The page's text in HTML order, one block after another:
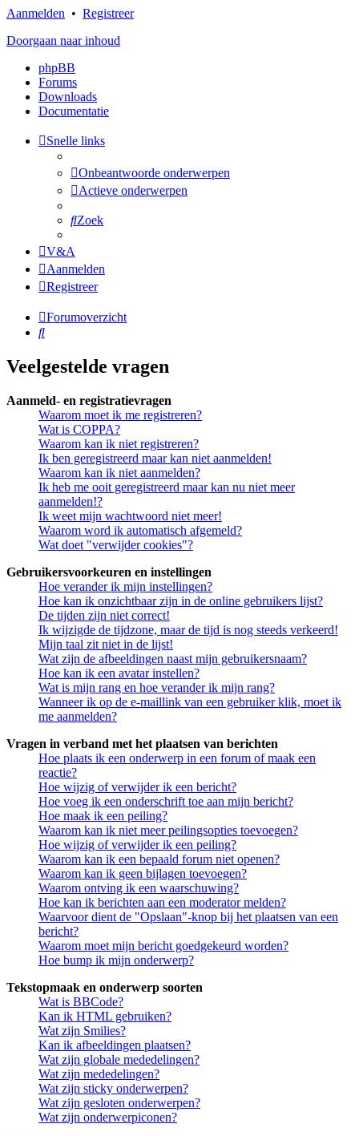
Aanmelden • Registreer
Doorgaan naar inhoud
phpBB
Forums
Downloads
Documentatie
Snelle links
Onbeantwoorde onderwerpen
Actieve onderwerpen
Zoek
V&A
Aanmelden
Registreer
Forumoverzicht
Zoek
Veelgestelde vragen
Aanmeld- en registratievragen
Waarom moet ik me registreren?
Wat is COPPA?
Waarom kan ik niet registreren?
Ik ben geregistreerd maar kan niet aanmelden!
Waarom kan ik niet aanmelden?
Ik heb me ooit geregistreerd maar kan nu niet meer
aanmelden!?
Ik weet mijn wachtwoord niet meer!
Waarom word ik automatisch afgemeld?
Wat doet "verwijder cookies"?
Gebruikersvoorkeuren en instellingen
Hoe verander ik mijn instellingen?
Hoe kan ik onzichtbaar zijn in de online gebruikers lijst?
De tijden zijn niet correct!
Ik wijzigde de tijdzone, maar de tijd is nog steeds verkeerd!
Mijn taal zit niet in de lijst!
Wat zijn de afbeeldingen naast mijn gebruikersnaam?
Hoe kan ik een avatar instellen?
Wat is mijn rang en hoe verander ik mijn rang?
Wanneer ik op de e-maillink van een gebruiker klik, moet ik
me aanmelden?
Vragen in verband met het plaatsen van berichten
Hoe plaats ik een onderwerp in een forum of maak een
reactie?
Hoe wijzig of verwijder ik een bericht?
Hoe voeg ik een onderschrift toe aan mijn bericht?
Hoe maak ik een peiling?
Waarom kan ik niet meer peilingsopties toevoegen?
Hoe wijzig of verwijder ik een peiling?
Waarom kan ik een bepaald forum niet openen?
Waarom kan ik geen bijlagen toevoegen?
Waarom ontving ik een waarschuwing?
Hoe kan ik berichten aan een moderator melden?
Waarvoor dient de "Opslaan"-knop bij het plaatsen van een
bericht?
Waarom moet mijn bericht goedgekeurd worden?
Hoe bump ik mijn onderwerp?
Tekstopmaak en onderwerp soorten
Wat is BBCode?
Kan ik HTML gebruiken?
Wat zijn Smilies?
Kan ik afbeeldingen plaatsen?
Wat zijn globale mededelingen?
Wat zijn mededelingen?
Wat zijn sticky onderwerpen?
Wat zijn gesloten onderwerpen?
Wat zijn onderwerpiconen?